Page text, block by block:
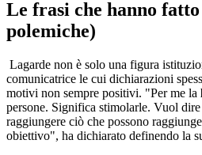
Le frasi che hanno
polemiche)
Lagarde non è solo una figura
comunicatrice le cui dichiarazioni
motivi non sempre positivi. "Per me la
persone. Significa stimolarle. Vuol
raggiungere ciò che possono
obiettivo", ha dichiarato definendo la